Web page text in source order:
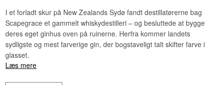
I et forladt skur på New Zealands Sydø fandt destillatørerne bag
Scapegrace et gammelt whiskydestilleri – og besluttede at bygge
deres eget ginhus oven på ruinerne. Herfra kommer landets
sydligste og mest farverige gin, der bogstaveligt talt skifter farve i
glasset.
Læs mere